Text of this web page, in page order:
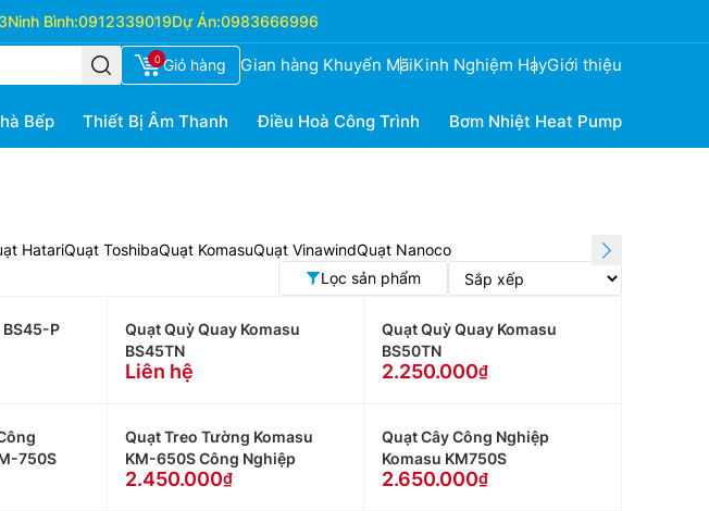
Ninh Bình:0912339019Dự Án:0983666996
0 Giỏ hàng Gian hàng Khuyến MãiKinh Nghiệm HayGiới thiệu
Bếp Thiết Bị Âm Thanh Điều Hoà Công Trình Bơm Nhiệt Heat Pump
HatariQuạt ToshibaQuạt KomasuQuạt VinawindQuạt Nanoco
Lọc sản phẩm
BS45-P
Quạt Quỳ Quay Komasu
BS45TN
Liên hệ
Quạt Quỳ Quay Komasu
BS50TN
2.250.000
750S
Quạt Treo Tường Komasu
KM-650S Công Nghiệp
2.450.000
Quạt Cây Công Nghiệp
Komasu KM750S
2.650.000